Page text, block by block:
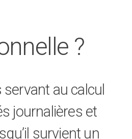
?
au calcul
journalières et
survient un